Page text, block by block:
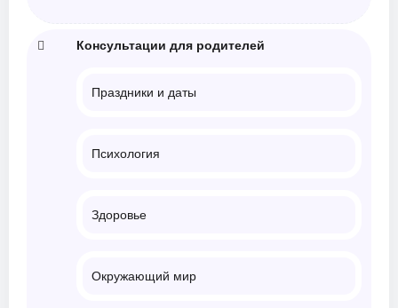
Консультации для родителей
Праздники и даты
Психология
Здоровье
Окружающий мир